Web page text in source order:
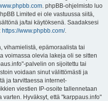
. phpBB-ohjelmisto luo
Limited ei ole vastuussa siitä,
ja/tai käytöksenä. Saadaksesi
https://www.phpbb.com/.
vihamielistä, epämoraalista tai
voimassa olevia lakeja oli se sitten
palvelin on sijoitettu tai
voidaan sinut välittömästi ja
ja tarvittaessa internet-
viestien IP-osoite tallennetaan
Hyväksyt, että "karppaus.info"